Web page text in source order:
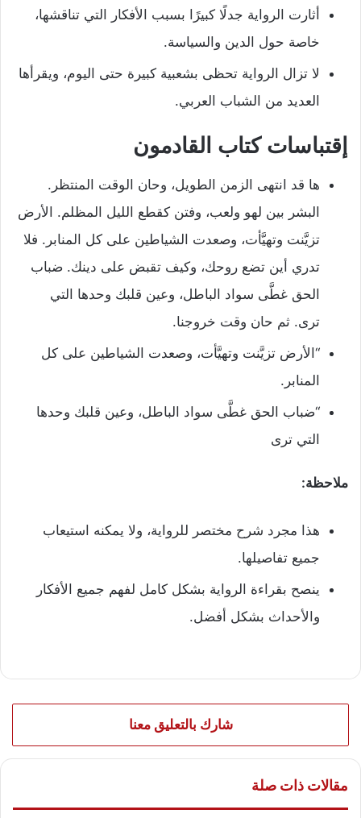
أثارت الرواية جدلًا كبيرًا بسبب الأفكار التي تناقشها،
خاصة حول الدين والسياسة.
لا تزال الرواية تحظى بشعبية كبيرة حتى اليوم، ويقرأها
العديد من الشباب العربي.
إقتباسات كتاب القادمون
ها قد انتهى الزمن الطويل، وحان الوقت المنتظر.
البشر بين لهو ولعب، وفتن كقطع الليل المظلم. الأرض
تزيَّنت وتهيَّأت، وصعدت الشياطين على كل المنابر. فلا
تدري أين تضع روحك، وكيف تقبض على دينك. ضباب
الحق غطَّى سواد الباطل، وعين قلبك وحدها التي
ترى. ثم حان وقت خروجنا.
“الأرض تزيَّنت وتهيَّأت، وصعدت الشياطين على كل
المنابر.
“ضباب الحق غطَّى سواد الباطل، وعين قلبك وحدها
التي ترى
ملاحظة:
هذا مجرد شرح مختصر للرواية، ولا يمكنه استيعاب
جميع تفاصيلها.
ينصح بقراءة الرواية بشكل كامل لفهم جميع الأفكار
والأحداث بشكل أفضل.
شارك بالتعليق معنا
مقالات ذات صلة